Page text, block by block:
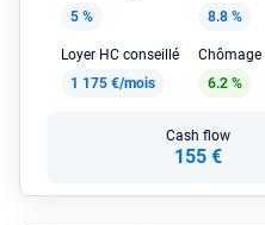
5 %
8.8 %
Loyer HC conseillé
1 175 €/mois
Chômage
6.2 %
Cash flow
155 €